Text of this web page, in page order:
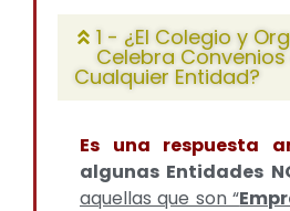
1 - ¿El Colegio y
Celebra
Cualquier Entidad?
Es una respuesta
algunas Entidades
aquellas que son “